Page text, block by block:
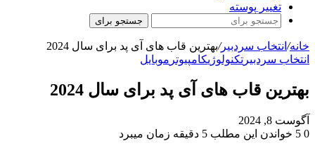
تغییر پوسته
جستجو برای
خانه/ انتخاب سردبیر/بهترین قاب های آی پد برای سال 2024
انتخاب سردبیر تکنولوژیکامپیوتر موبایل
بهترین قاب های آی پد برای سال 2024
آگوست 8, 2024
0
خواندن این مطلب 5 دقیقه زمان میبرد